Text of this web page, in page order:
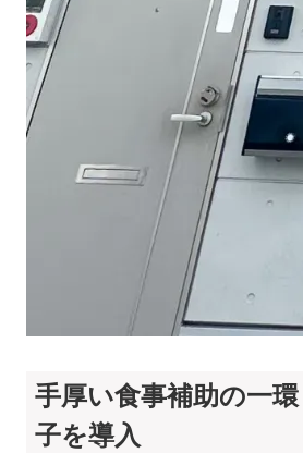
手厚い食事補助の一
子を導入